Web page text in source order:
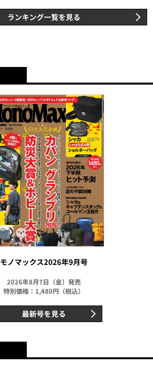
ランキング一覧を見る
モノマックス2026年9月号
2026年8月7日（金）発売
特別価格：1,480円（税込）
最新号を見る